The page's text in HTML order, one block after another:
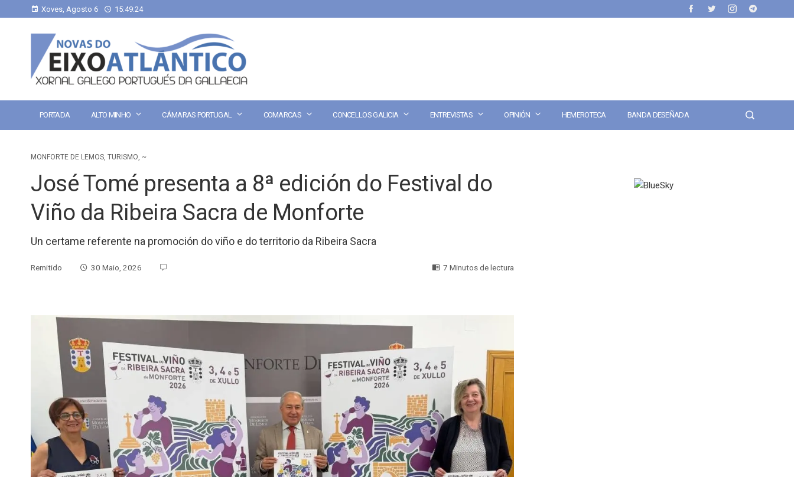
Xoves, Agosto 6 15:49:25
PORTADA ALTO MINHO CÁMARAS PORTUGAL COMARCAS CONCELLOS GALICIA ENTREVISTAS OPINIÓN HEMEROTECA BANDA DESEÑADA
MONFORTE DE LEMOS, TURISMO, ~
José Tomé presenta a 8ª edición do Festival do
Viño da Ribeira Sacra de Monforte
Un certame referente na promoción do viño e do territorio da Ribeira Sacra
Remitido 30 Maio, 2026 7 Minutos de lectura